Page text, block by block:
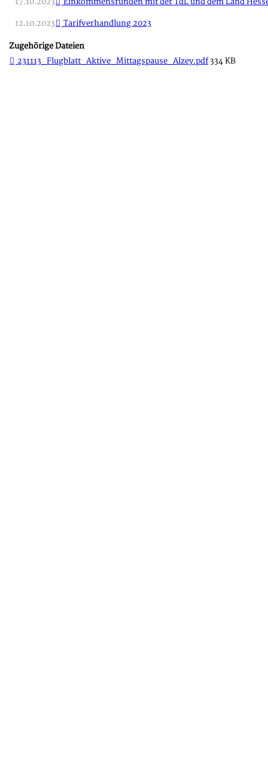
17.10.2023 Einkommensrunden mit der TdL und dem Land
12.10.2023 Tarifverhandlung 2023
Zugehörige Dateien
231113_Flugblatt_Aktive_Mittagspause_Alzey.pdf334 KB